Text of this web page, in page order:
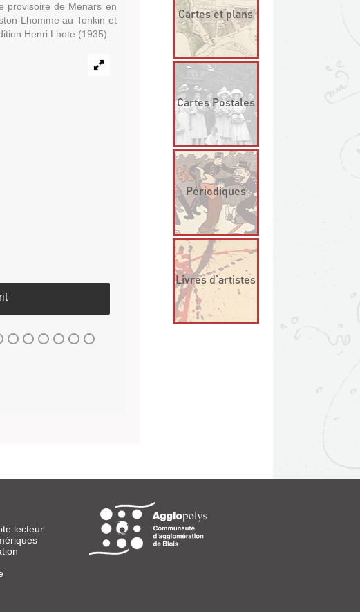
provisoire de Menars en
Lhomme au Tonkin et
Henri Lhote (1935).
Cartes et plans
Cartes Postales
Périodiques
Livres d'artistes
lecteur